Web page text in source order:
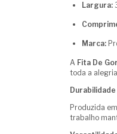
Largura:
Marca:
A Fita De
toda a
Produzida
trabalho